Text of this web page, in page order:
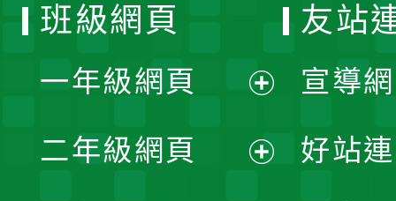
班級網頁
一年級網頁
開
二年級網頁
友站
宣導
好站